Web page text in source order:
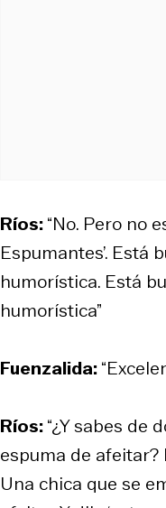
Ríos:“No. Pero no
Espumantes’. Está
humorística. Está
humorística”
Fuenzalida:
Ríos:“¿Y sabes de
espuma de afeitar?
Una chica que se